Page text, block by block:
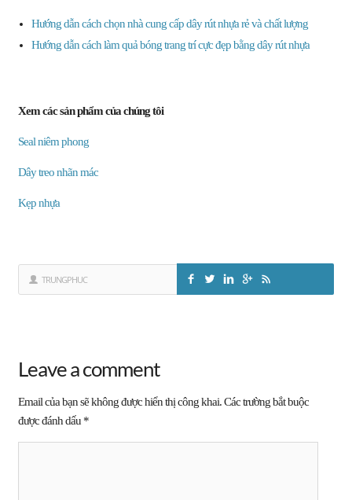
Hướng dẫn cách chọn nhà cung cấp dây rút nhựa rẻ và chất lượng
Hướng dẫn cách làm quả bóng trang trí cực đẹp bằng dây rút nhựa
Xem các sản phẩm của chúng tôi
Seal niêm phong
Dây treo nhãn mác
Kẹp nhựa
TRUNGPHUC
Leave a comment
Email của bạn sẽ không được hiển thị công khai.Các trường bắt buộc
được đánh dấu *